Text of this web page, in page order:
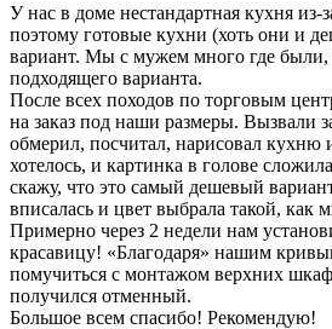
У нас в доме нестандартная кухня из-
поэтому готовые кухни (хоть они и
вариант. Мы с мужем много где
подходящего варианта.
После всех походов по торговым
на заказ под наши размеры. Вызвали
обмерил, посчитал, нарисовал кухню
хотелось, и картинка в голове
скажу, что это самый дешевый
вписалась и цвет выбрала такой, как
Примерно через 2 недели нам
красавицу! «Благодаря» нашим
помучиться с монтажом верхних
получился отменный.
Большое всем спасибо! Рекомендую!